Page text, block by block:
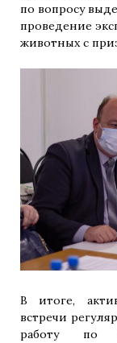
по вопросу
проведение
животных с
В итоге,
встречи
работу по